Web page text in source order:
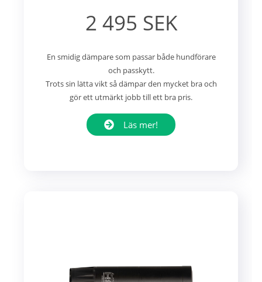
2 495 SEK
En smidig dämpare som passar både hundförare
och passkytt.
Trots sin lätta vikt så dämpar den mycket bra och
gör ett utmärkt jobb till ett bra pris.
Läs mer!